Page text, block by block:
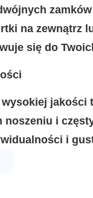
na zewnątrz
się do
jakości
noszeniu i
i